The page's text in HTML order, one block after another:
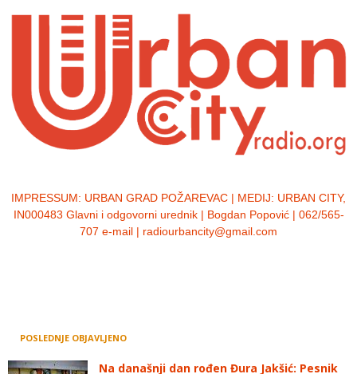
IMPRESSUM: URBAN GRAD POŽAREVAC | MEDIJ: URBAN CITY,
IN000483 Glavni i odgovorni urednik | Bogdan Popović | 062/565-
707 e-mail | radiourbancity@gmail.com
POSLEDNJE OBJAVLJENO
Na današnji dan rođen Đura Jakšić: Pesnik